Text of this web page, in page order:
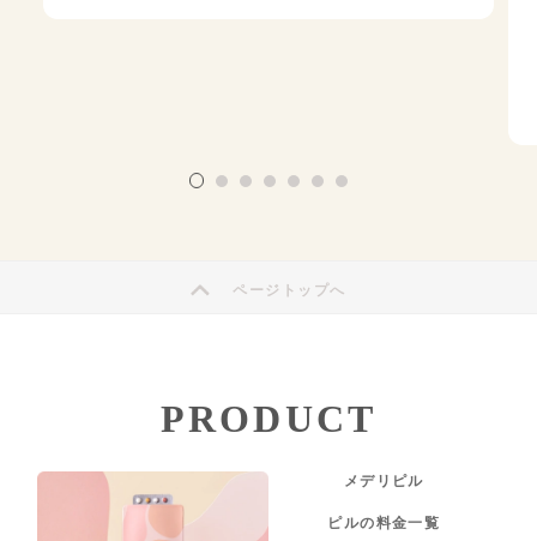
ページトップへ
PRODUCT
メデリピル
ピルの料金一覧